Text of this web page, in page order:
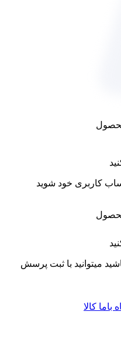
کاربری خود شوید
میتوانید با ثبت پرسش